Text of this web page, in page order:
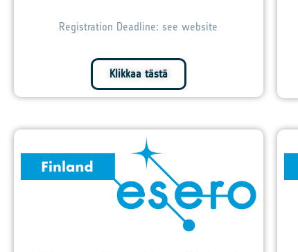
Registration Deadline: see website
Klikkaa tästä